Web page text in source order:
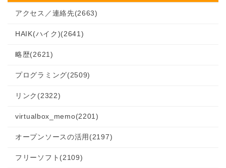
アクセス／連絡先(2663)
HAIK(ハイク)(2641)
略歴(2621)
プログラミング(2509)
リンク (2322)
virtualbox_memo(2201)
オープンソースの活用 (2197)
フリーソフト (2109)